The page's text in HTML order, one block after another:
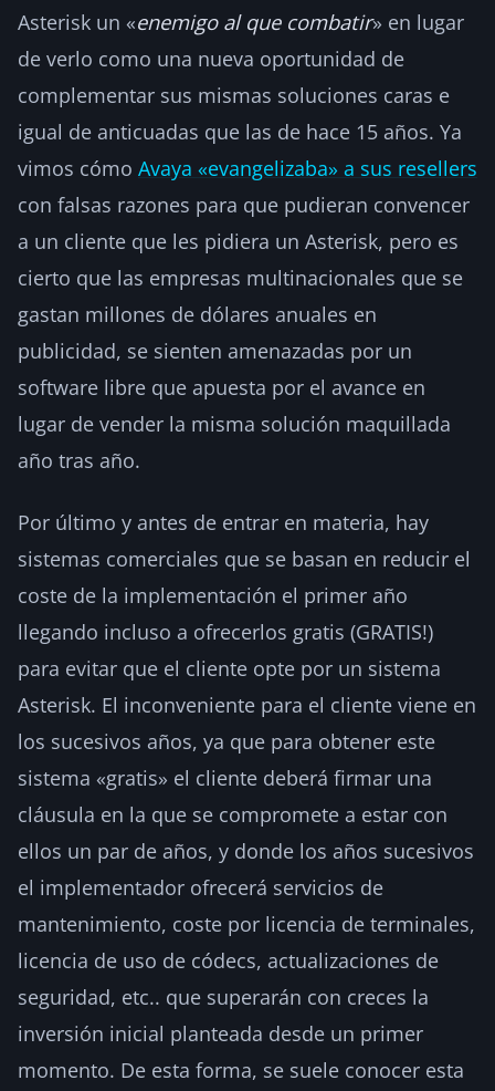
Asterisk un «enemigo al que combatir» en lugar
de verlo como una nueva oportunidad de
complementar sus mismas soluciones caras e
igual de anticuadas que las de hace 15 años. Ya
vimos cómo Avaya «evangelizaba» a sus resellers
con falsas razones para que pudieran convencer
a un cliente que les pidiera un Asterisk, pero es
cierto que las empresas multinacionales que se
gastan millones de dólares anuales en
publicidad, se sienten amenazadas por un
software libre que apuesta por el avance en
lugar de vender la misma solución maquillada
año tras año.
Por último y antes de entrar en materia, hay
sistemas comerciales que se basan en reducir el
coste de la implementación el primer año
llegando incluso a ofrecerlos gratis (GRATIS!)
para evitar que el cliente opte por un sistema
Asterisk. El inconveniente para el cliente viene en
los sucesivos años, ya que para obtener este
sistema «gratis» el cliente deberá firmar una
cláusula en la que se compromete a estar con
ellos un par de años, y donde los años sucesivos
el implementador ofrecerá servicios de
mantenimiento, coste por licencia de terminales,
licencia de uso de códecs, actualizaciones de
seguridad, etc.. que superarán con creces la
inversión inicial planteada desde un primer
momento. De esta forma, se suele conocer esta